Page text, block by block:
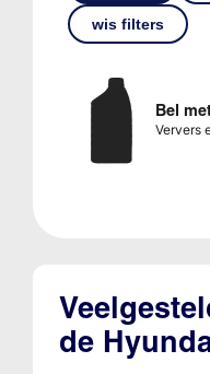
wis filters
Bel
Ververs
de